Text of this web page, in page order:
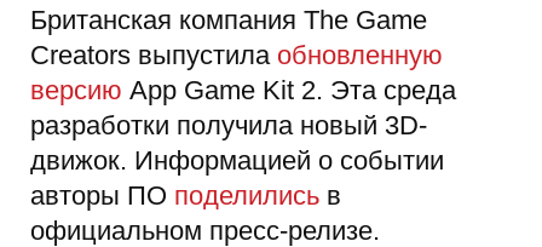
Британская компания The Game
Creators выпустила обновленную
версию App Game Kit 2. Эта среда
разработки получила новый 3D-
движок. Информацией о событии
авторы ПО поделились в
официальном пресс-релизе.